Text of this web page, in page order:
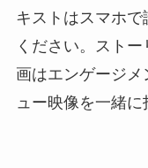
キストはスマホ
ください。スト
画はエンゲージ
ュー映像を一緒に